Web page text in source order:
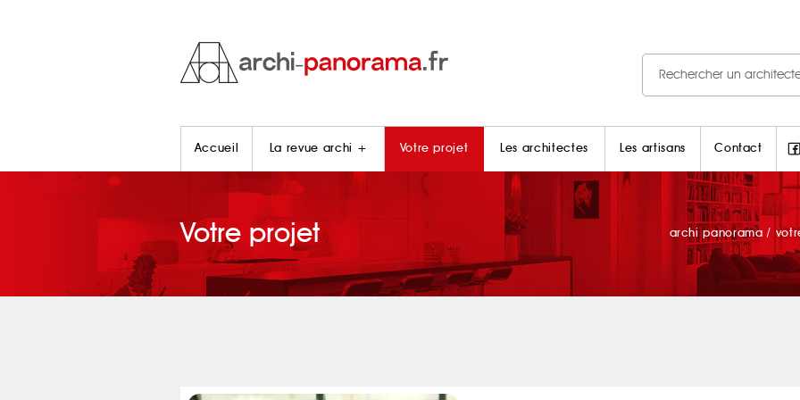
Accueil La revue archi + Votre projet Les architectes Les artisans Contact
Votre projet archi panorama /